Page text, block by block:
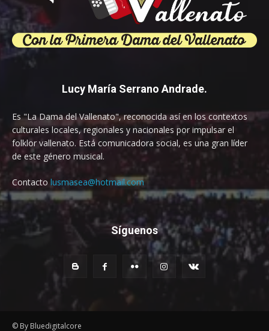
Lucy María Serrano Andrade.
Es "La Dama del Vallenato", reconocida así en los contextos
culturales locales, regionales y nacionales por impulsar el
folklor vallenato. Está comunicadora social, es una gran líder
de este género musical.
Contacto lusmasea@hotmail.com
Síguenos
© By Bluedigitalcore